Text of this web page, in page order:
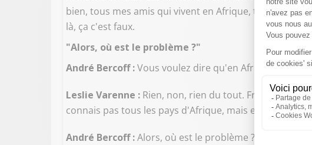
bien, tous mes amis qui vivent en Afrique, tout se
là, ça c'est faux.
"Alors, où est le problème ?"
André Bercoff :Vous voulez dire qu'en Afrique, il n'y a
Leslie Varenne : Rien, non, rien du tout.
connais pas tous les pays d'Afrique, mais en tout cas,
André Bercoff :Alors, où est le problème ?